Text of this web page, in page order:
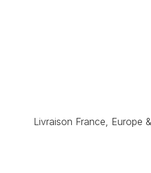
Livraison France, Europe